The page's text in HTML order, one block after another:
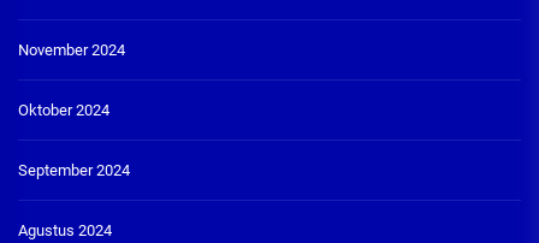
November 2024
Oktober 2024
September 2024
Agustus 2024